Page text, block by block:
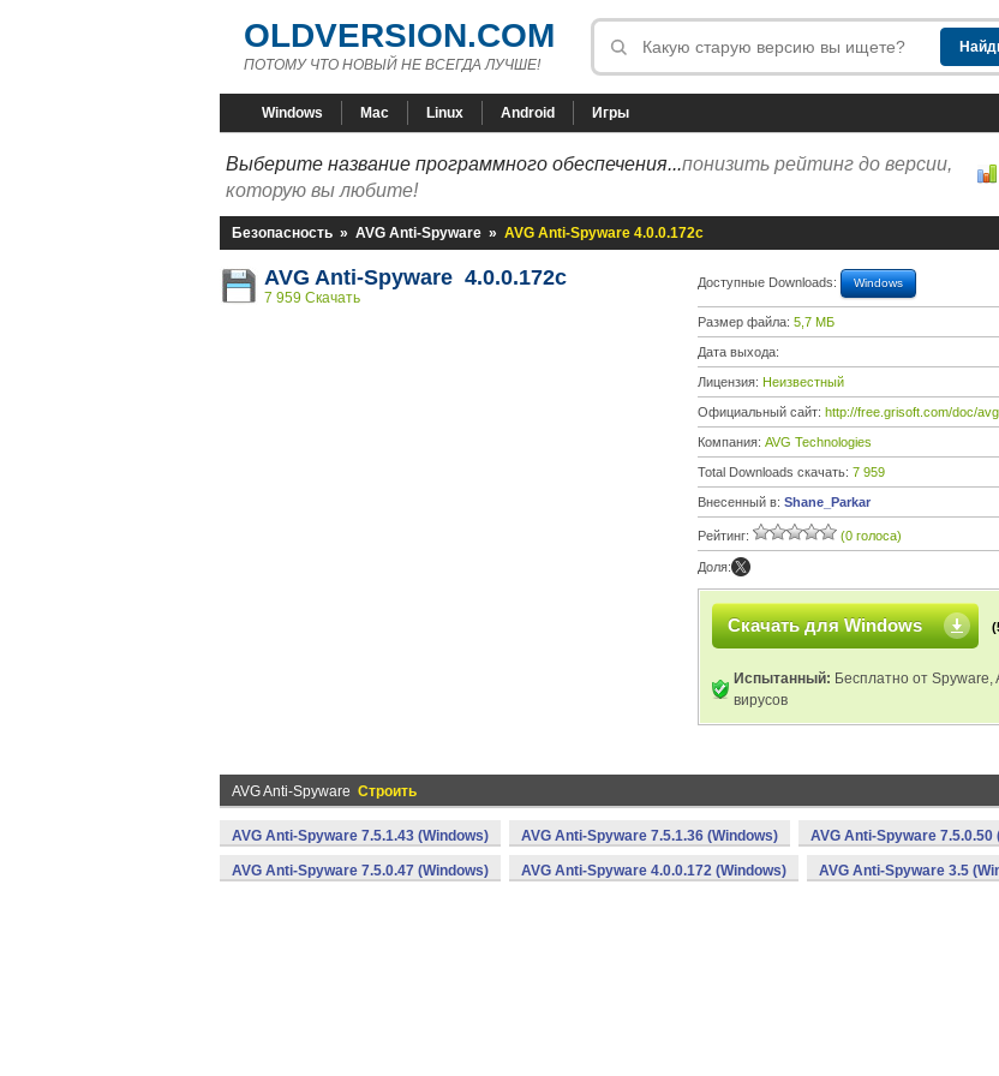
OLDVERSION.COM
ПОТОМУ ЧТО НОВЫЙ НЕ ВСЕГДА ЛУЧШЕ!
Windows Mac Linux Android Игры
Выберите название программного обеспечения...понизить рейтинг до версии,
которую вы любите!
Безопасность » AVG Anti-Spyware » AVG Anti-Spyware 4.0.0.172c
AVG Anti-Spyware 4.0.0.172c
7 959 Скачать
Доступные Downloads: Windows
Размер файла: 5,7 МБ
Дата выхода:
Лицензия: Неизвестный
Официальный сайт: http://free.grisoft.com/doc/
Компания: AVG Technologies
Total Downloads скачать: 7 959
Внесенный в: Shane_Parkar
Рейтинг: (0 голоса)
Доля:
Скачать для Windows
Испытанный: Бесплатно от Spyware,
вирусов
AVG Anti-Spyware Строить
AVG Anti-Spyware 7.5.1.43 (Windows) AVG Anti-Spyware 7.5.1.36 (Windows) AVG Anti-Spyware 7.5.0.50
AVG Anti-Spyware 7.5.0.47 (Windows) AVG Anti-Spyware 4.0.0.172 (Windows) AVG Anti-Spyware 3.5